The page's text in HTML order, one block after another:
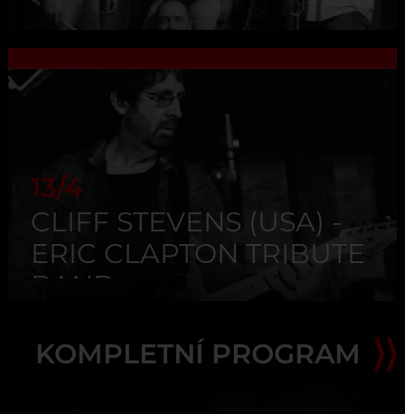
13/4
CLIFF STEVENS (USA) -
ERIC CLAPTON TRIBUTE
BAND
KOMPLETNÍ PROGRAM